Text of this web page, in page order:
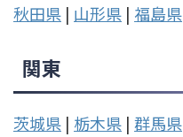
秋田県 | 山形県 | 福島県
関東
茨城県 | 栃木県 | 群馬県